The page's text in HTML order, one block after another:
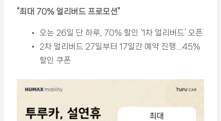
“최대 70% 얼리버드 프로모션”
오는 26일 단 하루, 70% 할인 ‘1차 얼리버드’ 오픈
2차 얼리버드 27일부터 17일간 예약 진행…45%
할인 쿠폰